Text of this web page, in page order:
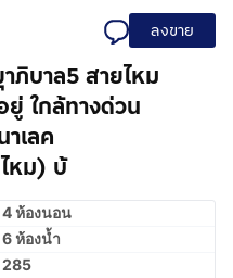
ลงขาย
ภิบาล5 สายไหม
ใกล้ทางด่วน
เลค
หม) บ้
4 ห้องนอน
6 ห้องน้ำ
285